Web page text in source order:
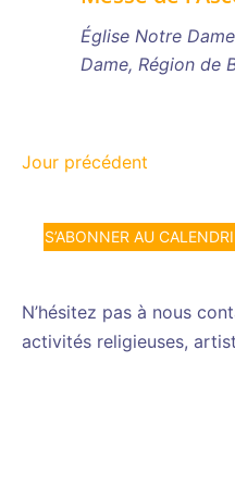
Église Notre
Dame, Région de
Jour précédent
S’ABONNER AU
N’hésitez pas à nous
activités religieuses,